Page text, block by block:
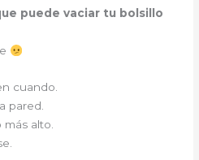
puede vaciar tu bolsillo
cuando.
pared.
alto.